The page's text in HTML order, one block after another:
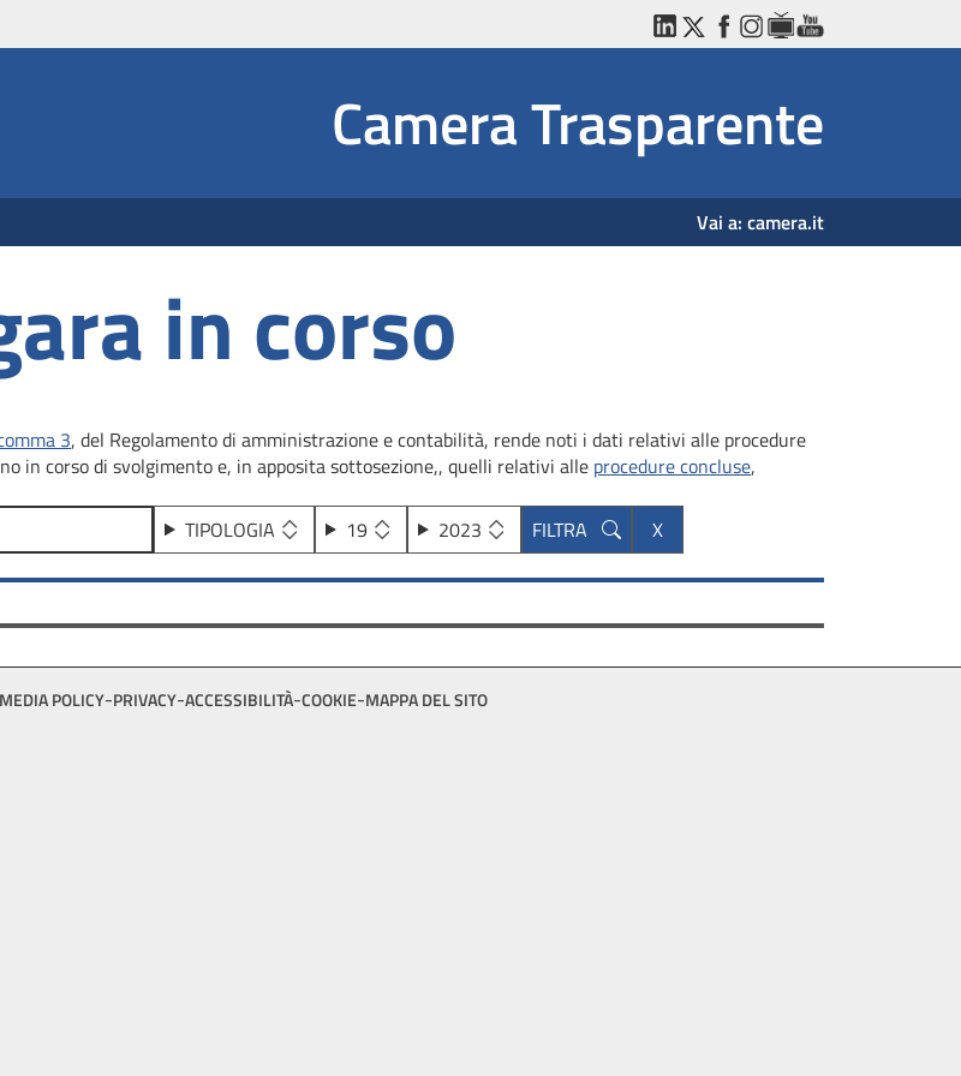
LinkedInTwitterFacebookInstagram
WebTVYouTube
Camera Trasparente
Vai a: camera.it
in corso
3, del Regolamento di amministrazione e contabilità, rende noti i dati relativi alle procedure
in corso di svolgimento e, in apposita sottosezione,, quelli relativi alle procedure concluse,
TIPOLOGIA
19
2023
POLICY PRIVACY ACCESSIBILITÀ COOKIE MAPPA DEL SITO